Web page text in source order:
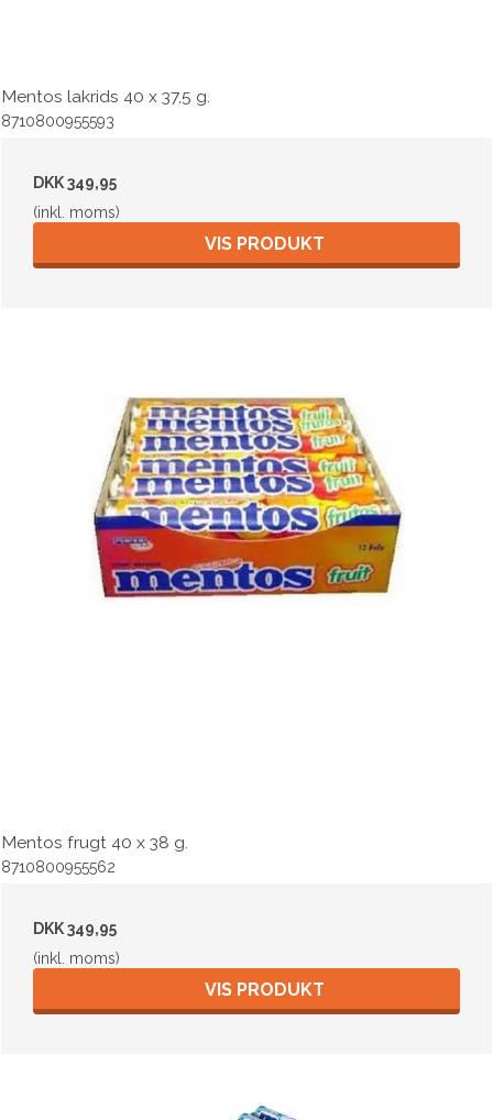
Mentos lakrids 40 x 37,5 g.
8710800955593
DKK 349,95
(inkl. moms)
VIS PRODUKT
Mentos frugt 40 x 38 g.
8710800955562
DKK 349,95
(inkl. moms)
VIS PRODUKT